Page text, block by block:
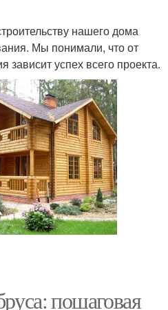
нашего дома
Мы понимали, что от
зависит успех всего проекта.
пошаговая